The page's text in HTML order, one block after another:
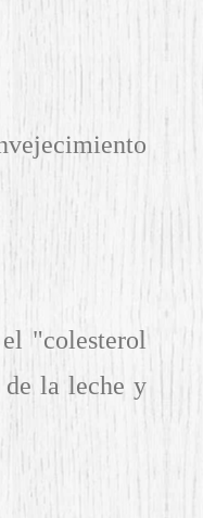
"colesterol
de la leche y